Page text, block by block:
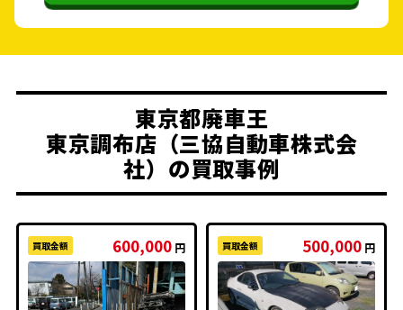
東京都廃車王
東京調布店（三協自動車株式会
社）の買取事例
買取金額 600,000 円 買取金額 500,000 円